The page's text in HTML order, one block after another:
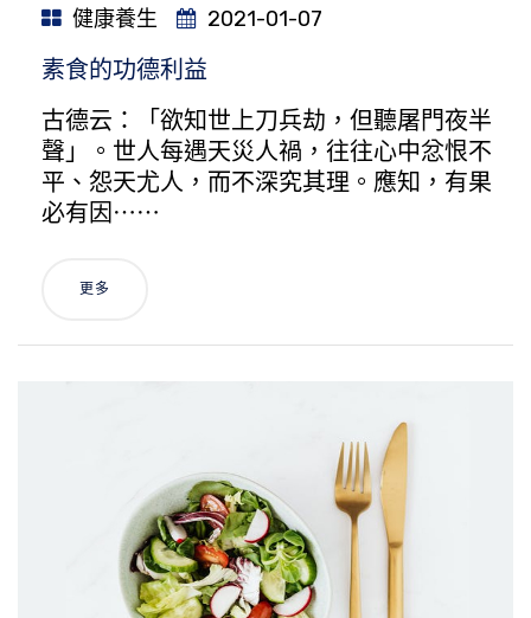
健康養生 2021-01-07
素食的功德利益
古德云：「欲知世上刀兵劫，但聽屠門夜半
聲」。世人每遇天災人禍，往往心中忿恨不
平、怨天尤人，而不深究其理。應知，有果
必有因⋯⋯
更多